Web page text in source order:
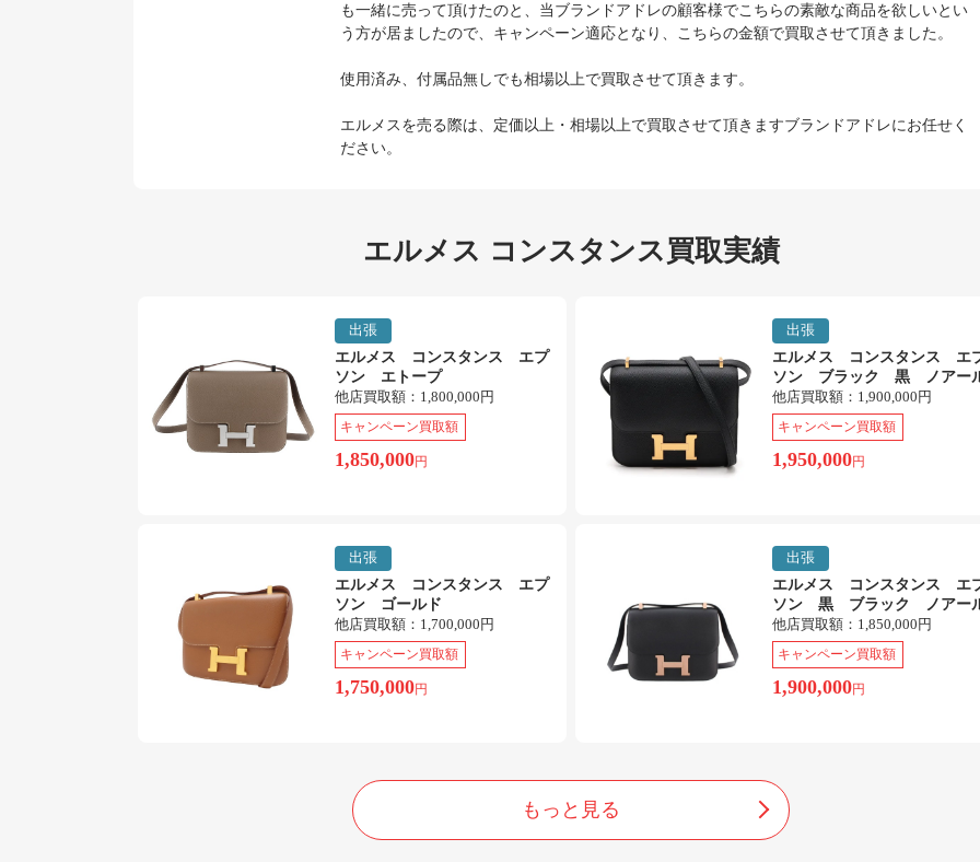
も一緒に売って頂けたのと、当ブランドアドレの顧客様でこちらの素敵な商品を欲しいとい
う方が居ましたので、キャンペーン適応となり、こちらの金額で買取させて頂きました。
使用済み、付属品無しでも相場以上で買取させて頂きます。
エルメスを売る際は、定価以上・相場以上で買取させて頂きますブランドアドレにお任せく
ださい。
エルメス コンスタンス買取実績
出張
エルメス コンスタンス エプ
ソン エトープ
他店買取額： 1,800,000円
キャンペーン買取額
1,850,000円
出張
エルメス コンスタンス エ
ソン ブラック 黒 ノアー
他店買取額： 1,900,000円
キャンペーン買取額
1,950,000円
出張
エルメス コンスタンス エプ
ソン ゴールド
他店買取額： 1,700,000円
キャンペーン買取額
1,750,000円
出張
エルメス コンスタンス エ
ソン 黒 ブラック ノアー
他店買取額： 1,850,000円
キャンペーン買取額
1,900,000円
もっと見る